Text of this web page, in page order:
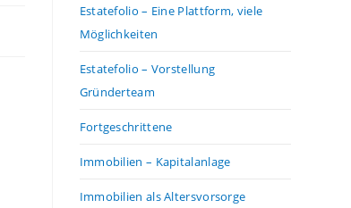
Estatefolio – Eine Plattform, viele
Möglichkeiten
Estatefolio – Vorstellung
Gründerteam
Fortgeschrittene
Immobilien – Kapitalanlage
Immobilien als Altersvorsorge